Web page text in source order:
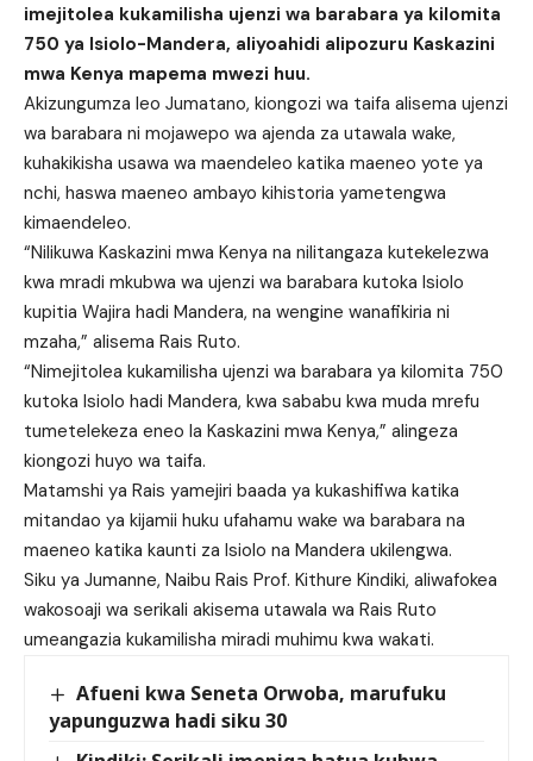
imejitolea kukamilisha ujenzi wa barabara ya kilomita
750 ya Isiolo-Mandera, aliyoahidi alipozuru Kaskazini
mwa Kenya mapema mwezi huu.
Akizungumza leo Jumatano, kiongozi wa taifa alisema ujenzi
wa barabara ni mojawepo wa ajenda za utawala wake,
kuhakikisha usawa wa maendeleo katika maeneo yote ya
nchi, haswa maeneo ambayo kihistoria yametengwa
kimaendeleo.
“Nilikuwa Kaskazini mwa Kenya na nilitangaza kutekelezwa
kwa mradi mkubwa wa ujenzi wa barabara kutoka Isiolo
kupitia Wajira hadi Mandera, na wengine wanafikiria ni
mzaha,” alisema Rais Ruto.
“Nimejitolea kukamilisha ujenzi wa barabara ya kilomita 750
kutoka Isiolo hadi Mandera, kwa sababu kwa muda mrefu
tumetelekeza eneo la Kaskazini mwa Kenya,” alingeza
kiongozi huyo wa taifa.
Matamshi ya Rais yamejiri baada ya kukashifiwa katika
mitandao ya kijamii huku ufahamu wake wa barabara na
maeneo katika kaunti za Isiolo na Mandera ukilengwa.
Siku ya Jumanne, Naibu Rais Prof. Kithure Kindiki, aliwafokea
wakosoaji wa serikali akisema utawala wa Rais Ruto
umeangazia kukamilisha miradi muhimu kwa wakati.
Afueni kwa Seneta Orwoba, marufuku
yapunguzwa hadi siku 30